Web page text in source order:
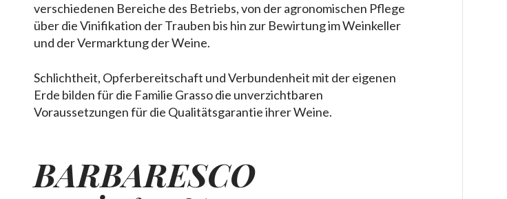
verschiedenen Bereiche des Betriebs, von der agronomischen Pflege
über die Vinifikation der Trauben bis hin zur Bewirtung im Weinkeller
und der Vermarktung der Weine.
Schlichtheit, Opferbereitschaft und Verbundenheit mit der eigenen
Erde bilden für die Familie Grasso die unverzichtbaren
Voraussetzungen für die Qualitätsgarantie ihrer Weine.
BARBARESCO